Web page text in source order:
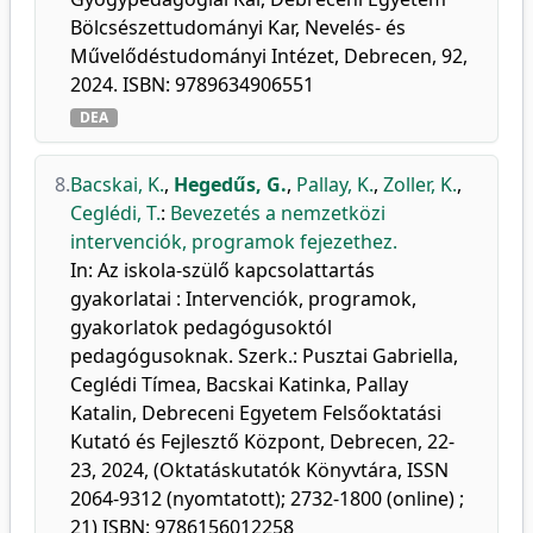
Bölcsészettudományi Kar, Nevelés- és
Művelődéstudományi Intézet, Debrecen, 92,
2024. ISBN: 9789634906551
DEA
8.Bacskai, K., Hegedűs, G., Pallay, K., Zoller, K.,
Ceglédi, T.: Bevezetés a nemzetközi
intervenciók, programok fejezethez.
In: Az iskola-szülő kapcsolattartás
gyakorlatai : Intervenciók, programok,
gyakorlatok pedagógusoktól
pedagógusoknak. Szerk.: Pusztai Gabriella,
Ceglédi Tímea, Bacskai Katinka, Pallay
Katalin, Debreceni Egyetem Felsőoktatási
Kutató és Fejlesztő Központ, Debrecen, 22-
23, 2024, (Oktatáskutatók Könyvtára, ISSN
2064-9312 (nyomtatott); 2732-1800 (online) ;
21) ISBN: 9786156012258